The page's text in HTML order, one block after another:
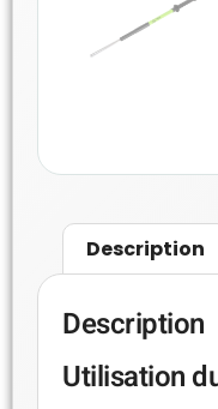
Description
Description
Utilisation